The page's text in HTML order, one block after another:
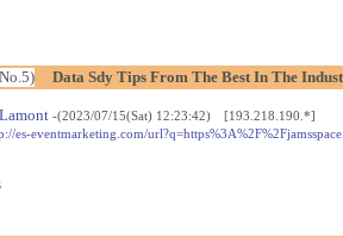
Data Sdy Tips From The Best In The
Lamont -(2023/07/15(Sat) 12:23:42) [193.218.190.*]
es-eventmarketing.com/